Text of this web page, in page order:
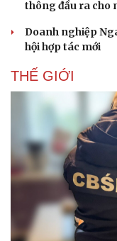
Công nghệ số
Loại cây trồng
Phiên chợ HTX tại
thông đầu ra cho
Doanh nghiệp
hội hợp tác mới
THẾ GIỚI